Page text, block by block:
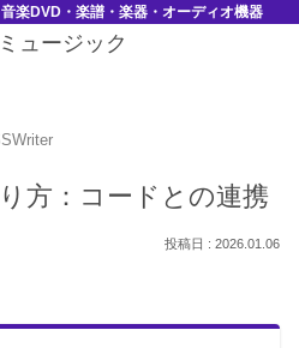
楽DVD・楽譜・楽器・オーディオ機器
ュージック
方：コードとの連携
2026.01.06